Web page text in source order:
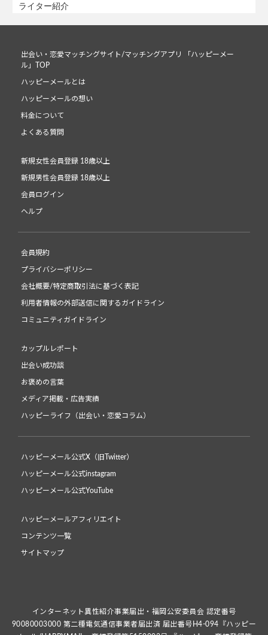
ライター紹介
出会い・恋愛マッチングサイト/マッチングアプリ 「ハッピーメー
ル」TOP
ハッピーメールとは
ハッピーメールの想い
料金について
よくある質問
新規女性会員登録 18歳以上
新規男性会員登録 18歳以上
会員ログイン
ヘルプ
会員規約
プライバシーポリシー
会社概要/特定商取引法に基づく表記
利用者情報の外部送信に関するガイドライン
コミュニティガイドライン
カップルレポート
出会い成功談
お褒めの言葉
メディア掲載・広告実績
ハッピーライフ（出会い・恋愛コラム）
ハッピーメール公式X（旧Twitter）
ハッピーメール公式instagram
ハッピーメール公式YouTube
ハッピーメールアフィリエイト
コンテンツ一覧
サイトマップ
インターネット異性紹介事業届出・福岡公安委員会 認定番号
90080003000 第二種電気通信事業者届出済 届出番号H4-094『ハッピー